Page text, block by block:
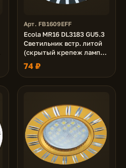
Арт. FB1609EFF
Ecola MR16 DL3183 GU5.3
Светильник встр. литой
(скрытый крепеж лампы)
Черный/Алюм Полоски
по кругу 23x78 (кd74)
74 ₽